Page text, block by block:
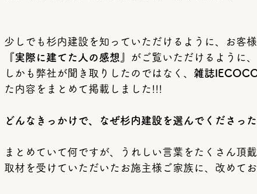
少しでも杉内建設を知っていただけるように、お客
『実際に建てた人の感想』
がご覧いただけるように、
しかも弊社が聞き取りしたのではなく、 雑誌
た内容をまとめて掲載しました!!!
どんなきっかけで、なぜ杉内建設を選んでくださっ
まとめていて何ですが、うれしい言葉をたくさん頂
取材を受けていただいたお施主様ご家族に、改めて